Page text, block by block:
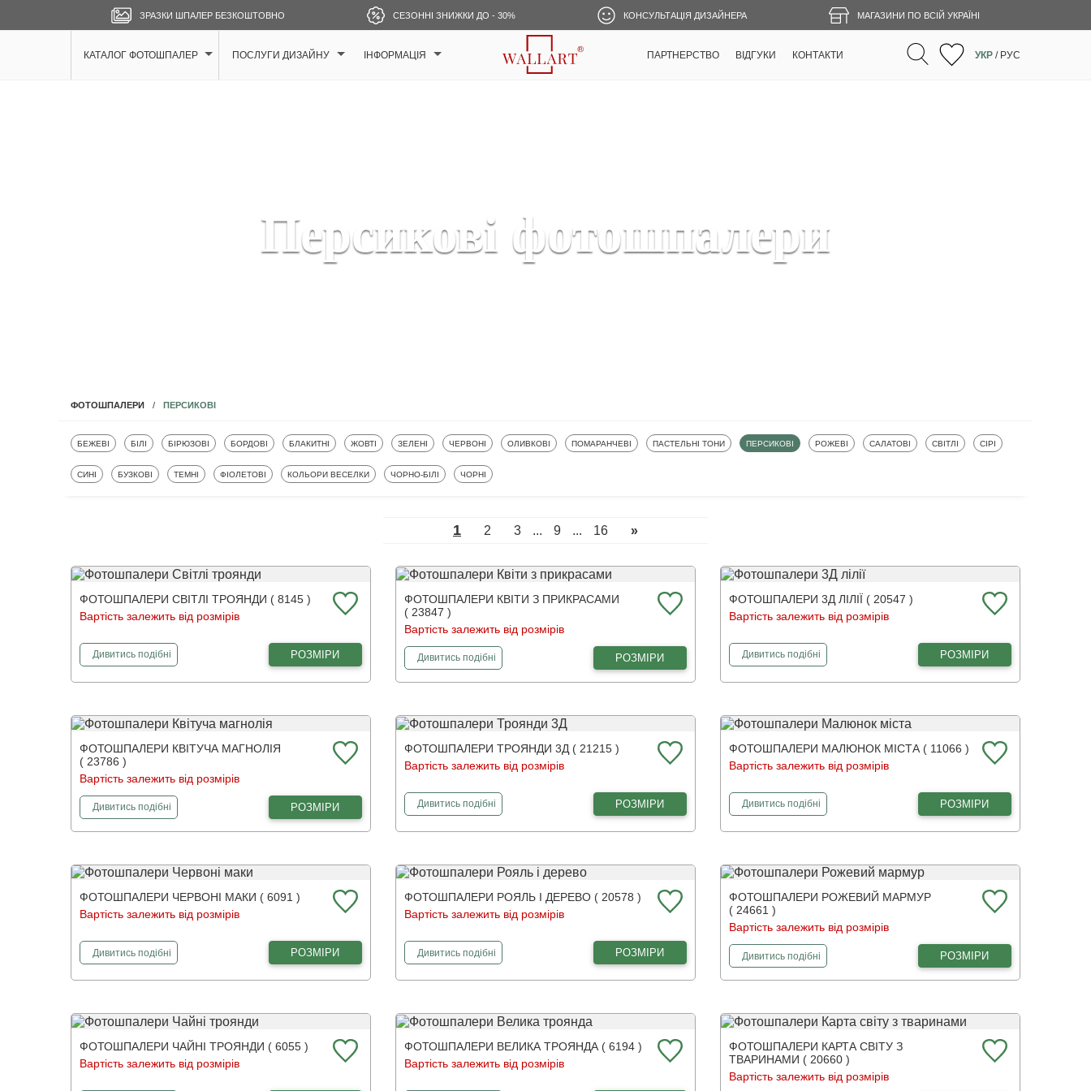
ЗРАЗКИ ШПАЛЕР БЕЗКОШТОВНО СЕЗОННІ ЗНИЖКИ ДО - 30% КОНСУЛЬТАЦІЯ ДИЗАЙНЕРА МАГАЗИНИ ПО ВСІЙ УКРАЇНІ
КАТАЛОГ ФОТОШПАЛЕР ПОСЛУГИ ДИЗАЙНУ ІНФОРМАЦІЯ ПАРТНЕРСТВО ВІДГУКИ КОНТАКТИ УКР / РУС
Персикові фотошпалери
ФОТОШПАЛЕРИ ПЕРСИКОВІ
ФОТОШПАЛЕРИ
БЕЖЕВІ ФОТОШПАЛЕРИ
БІЛІ ФОТОШПАЛЕРИ
БІРЮЗОВІ ФОТОШПАЛЕРИ
БОРДОВІ ФОТОШПАЛЕРИ
БЛАКИТНІ ФОТОШПАЛЕРИ
ЖОВТІ ФОТОШПАЛЕРИ
ЗЕЛЕНІ ФОТОШПАЛЕРИ
ЧЕРВОНІ ФОТОШПАЛЕРИ
ОЛИВКОВІ ФОТОШПАЛЕРИ
ПОМАРАНЧЕВІ ФОТОШПАЛЕРИ
ПАСТЕЛЬНІ ТОНИ ФОТОШПАЛЕРИ
ПЕРСИКОВІ ФОТОШПАЛЕРИ
РОЖЕВІ ФОТОШПАЛЕРИ
САЛАТОВІ ФОТОШПАЛЕРИ
СВІТЛІ ФОТОШПАЛЕРИ
СІРІ
ФОТОШПАЛЕРИ
СИНІ ФОТОШПАЛЕРИ
БУЗКОВІ ФОТОШПАЛЕРИ
ТЕМНІ ФОТОШПАЛЕРИ
ФІОЛЕТОВІ ФОТОШПАЛЕРИ
КОЛЬОРИ ВЕСЕЛКИ ФОТОШПАЛЕРИ
ЧОРНО-БІЛІ ФОТОШПАЛЕРИ
ЧОРНІ
1 2 3 ... 9 ... 16 »
ФОТОШПАЛЕРИ СВІТЛІ ТРОЯНДИ ( 8145 )
Вартість залежить від розмірів
Дивитисьфотошпалери
подібні РОЗМІРИ
ФОТОШПАЛЕРИ КВІТИ З ПРИКРАСАМИ
( 23847 )
Вартість залежить від розмірів
Дивитисьфотошпалери
подібніКвіти з прикрасами РОЗМІРИ
ФОТОШПАЛЕРИ 3Д ЛІЛІЇ ( 20547 )
Вартість залежить від розмірів
Дивитисьфотошпалери
подібні3Д лілії РОЗМІРИ
ФОТОШПАЛЕРИ КВІТУЧА МАГНОЛІЯ
( 23786 )
Вартість залежить від розмірів
Дивитисьфотошпалери
подібні РОЗМІРИ
ФОТОШПАЛЕРИ ТРОЯНДИ 3Д ( 21215 )
Вартість залежить від розмірів
Дивитисьфотошпалери
подібніТроянди 3Д РОЗМІРИ
ФОТОШПАЛЕРИ МАЛЮНОК МІСТА ( 11066 )
Вартість залежить від розмірів
Дивитисьфотошпалери
подібніМалюнок міста РОЗМІРИ
ФОТОШПАЛЕРИ ЧЕРВОНІ МАКИ ( 6091 )
Вартість залежить від розмірів
Дивитисьфотошпалери
подібні РОЗМІРИ
ФОТОШПАЛЕРИ РОЯЛЬ І ДЕРЕВО ( 20578 )
Вартість залежить від розмірів
Дивитисьфотошпалери
подібніРояль і дерево РОЗМІРИ
ФОТОШПАЛЕРИ РОЖЕВИЙ МАРМУР
( 24661 )
Вартість залежить від розмірів
Дивитисьфотошпалери
подібніРожевий мармур РОЗМІРИ
ФОТОШПАЛЕРИ ЧАЙНІ ТРОЯНДИ ( 6055 )
Вартість залежить від розмірів
ФОТОШПАЛЕРИ ВЕЛИКА ТРОЯНДА ( 6194 )
Вартість залежить від розмірів
ФОТОШПАЛЕРИ КАРТА СВІТУ З
ТВАРИНАМИ ( 20660 )
Вартість залежить від розмірів